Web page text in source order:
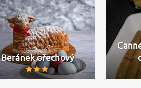
Beránek ořechový